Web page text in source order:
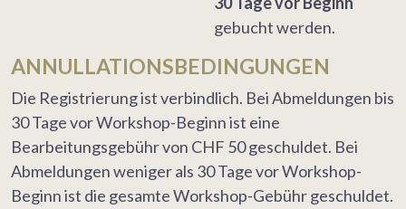
gebucht werden.
ANNULLATIONSBEDINGUNGEN
Die Registrierung ist verbindlich. Bei Abmeldungen bis
30 Tage vor Workshop-Beginn ist eine
Bearbeitungsgebühr von CHF 50 geschuldet. Bei
Abmeldungen weniger als 30 Tage vor Workshop-
Beginn ist die gesamte Workshop-Gebühr geschuldet.